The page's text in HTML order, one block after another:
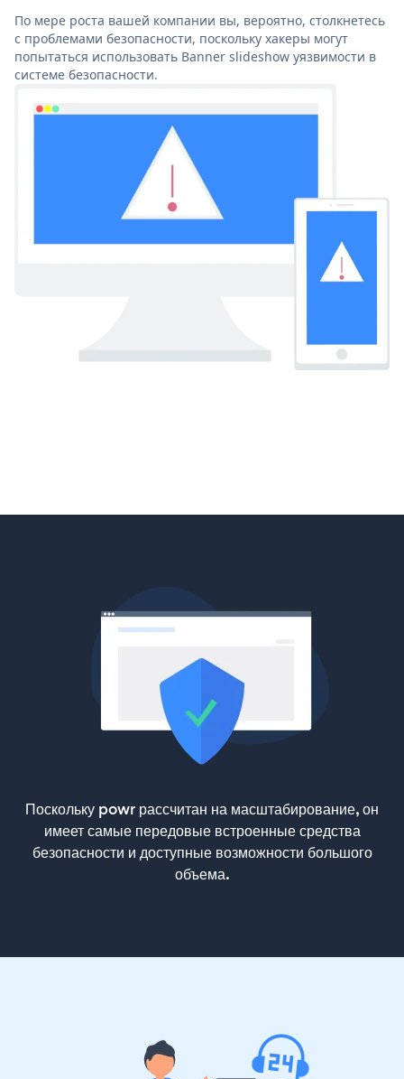
По мере роста вашей компании вы, вероятно, столкнетесь
с проблемами безопасности, поскольку хакеры могут
попытаться использовать Banner slideshow уязвимости в
системе безопасности.
Поскольку powr рассчитан на масштабирование, он
имеет самые передовые встроенные средства
безопасности и доступные возможности большого
объема.